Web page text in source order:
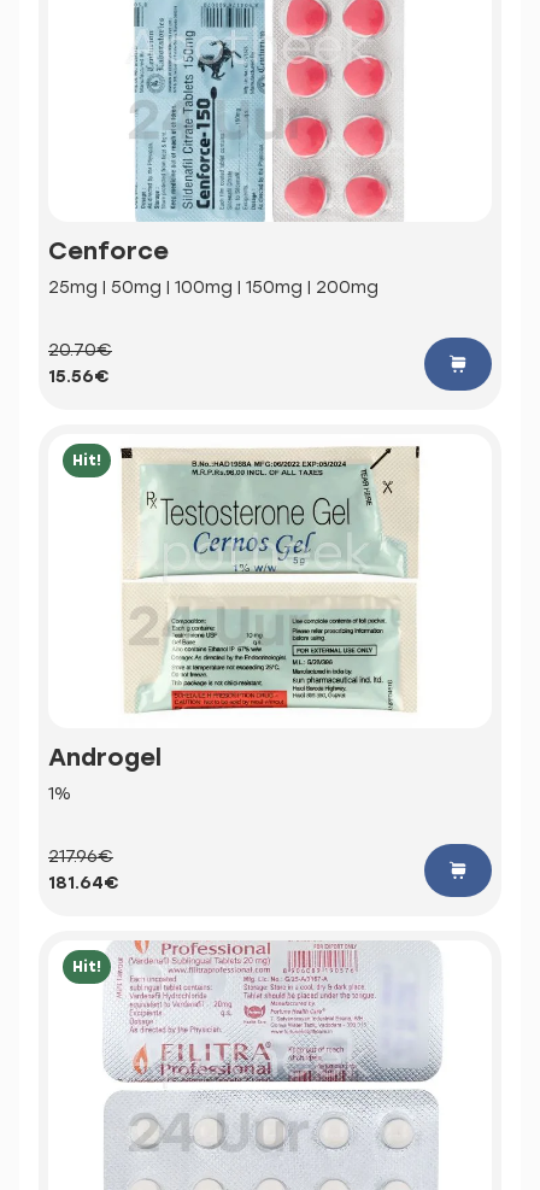
Cenforce
25mg | 50mg | 100mg | 150mg | 200mg
20.70€
15.56€
Hit!
Androgel
1%
217.96€
181.64€
Hit!